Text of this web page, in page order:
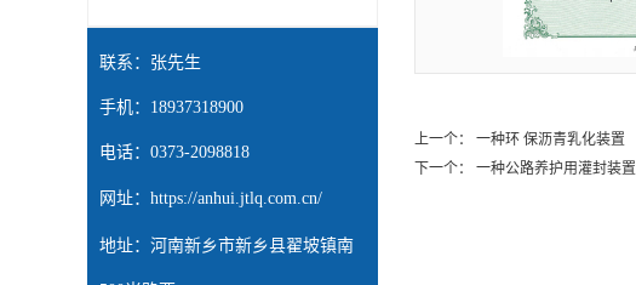
联系：张先生
手机：18937318900
电话：0373-2098818
网址： https://anhui.jtlq.com.cn/
地址：河南新乡市新乡县翟坡镇南
上一个：
一种环 保沥青乳化装置
下一个：
一种公路养护用灌封装置